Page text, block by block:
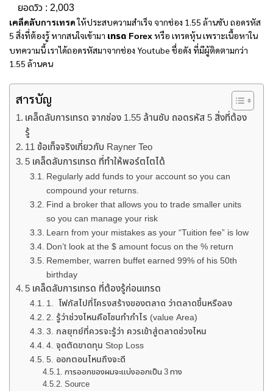
ยอดวิว : 2,003
เคล็ดลับการเทรดให้ประสบความสำเร็จ จากช่อง 1.55 ล้านซับ ถอดรหัส
5 สิ่งที่ต้องรู้ หากสนใจเข้ามา เทรด Forexหรือ เทรดหุ้น เพราะเนื้อหาใน
บทความนี้ เราได้ถอดรหัสมาจากช่อง Youtube ชื่อดัง ที่มีผู้ติดตามกว่า
1.55 ล้านคน
สารบัญ
เคล็ดลับการเทรด จากช่อง 1.55 ล้านซับ ถอดรหัส 5 สิ่งที่ต้อง
รู้
11 ข้อเท็จจริงเกี่ยวกับ Rayner Teo
5 เคล็ดลับการเทรด ที่ทำให้พอร์ตโตได้
Regularly add funds to your account so you can
compound your returns.
Find a broker that allows you to trade smaller units
so you can manage your risk
Learn from your mistakes as your “Tuition fee” is low
Don’t look at the $ amount focus on the % return
Remember, warren buffet earned 99% of his 50th
birthday
5 เคล็ดลับการเทรด ที่ต้องรู้ก่อนเทรด
1. โฟกัสไปที่โครงสร้างของตลาด ว่าตลาดขึ้นหรือลง
2. รู้ว่าช่วงไหนคือโซนทำกำไร (value Area)
3. กลยุทย์ที่ควรจะรู้ว่า ควรเข้าสู่ตลาดช่วงไหน
4. จุดตัดขาดทุน Stop Loss
5. ออกตอนไหนถึงจะดี
การออกของผมจะแบ่งออกเป็น 3 ทาง
Source